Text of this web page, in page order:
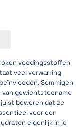
voedingsstoffen
veel verwarring
Sommigen
van gewichtstoename
beweren dat ze
voor een
eigenlijk in je